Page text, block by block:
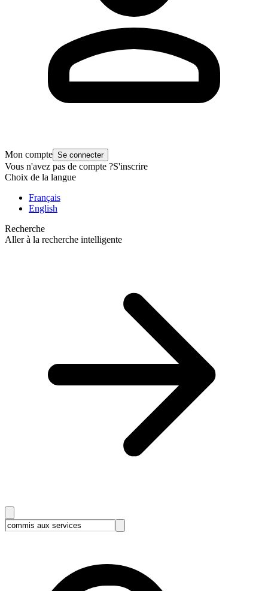
Mon compte Se connecter
Vous n'avez pas de compte ?S'inscrire
Choix de la langue
Français
English
Recherche
Aller à la recherche intelligente